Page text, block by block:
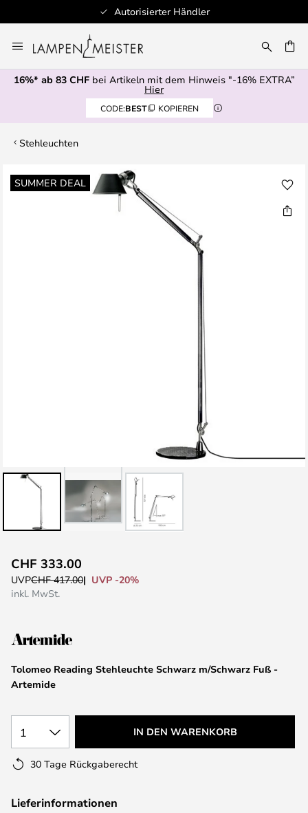
Autorisierter Händler
Inhalt
springen
16%* ab 83 CHFbei Artikeln mit dem Hinweis "-16% EXTRA”
Hier
CODE:BEST KOPIEREN
Stehleuchten
SUMMER DEAL
Zum
Ende
Anfang
der
Tolomeo Reading Stehleuchte Schwarz m/Schwarz Fuß -
Artemide
CHF 333.00
UVPCHF 417.00
UVP -20%
inkl. MwSt.
1 IN DEN WARENKORB
30 Tage Rückgaberecht
Lieferinformationen